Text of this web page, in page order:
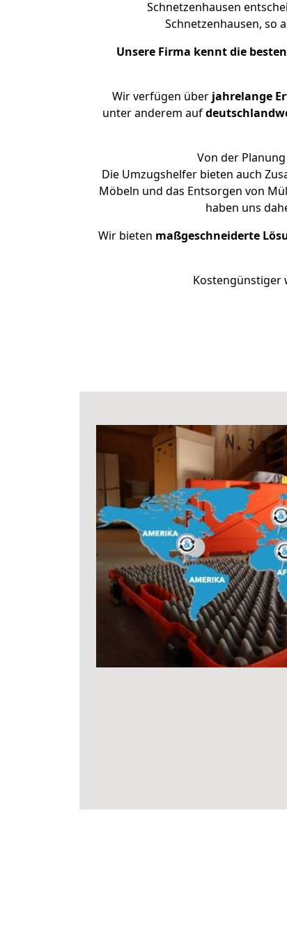
Schnetzenhausen
Schnetzenhausen, so
Unsere Firma kennt die
Wir verfügen überjahrelange
unter anderem auf
Von der
Die Umzugshelfer bieten auch
Möbeln und das Entsorgen von
haben uns
Wir bieten maßgeschneiderte
Kostengünstiger